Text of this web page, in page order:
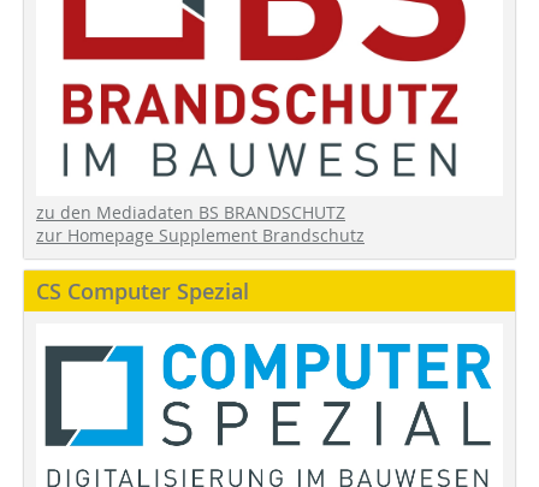
zu den Mediadaten BS BRANDSCHUTZ
zur Homepage Supplement Brandschutz
CS Computer Spezial